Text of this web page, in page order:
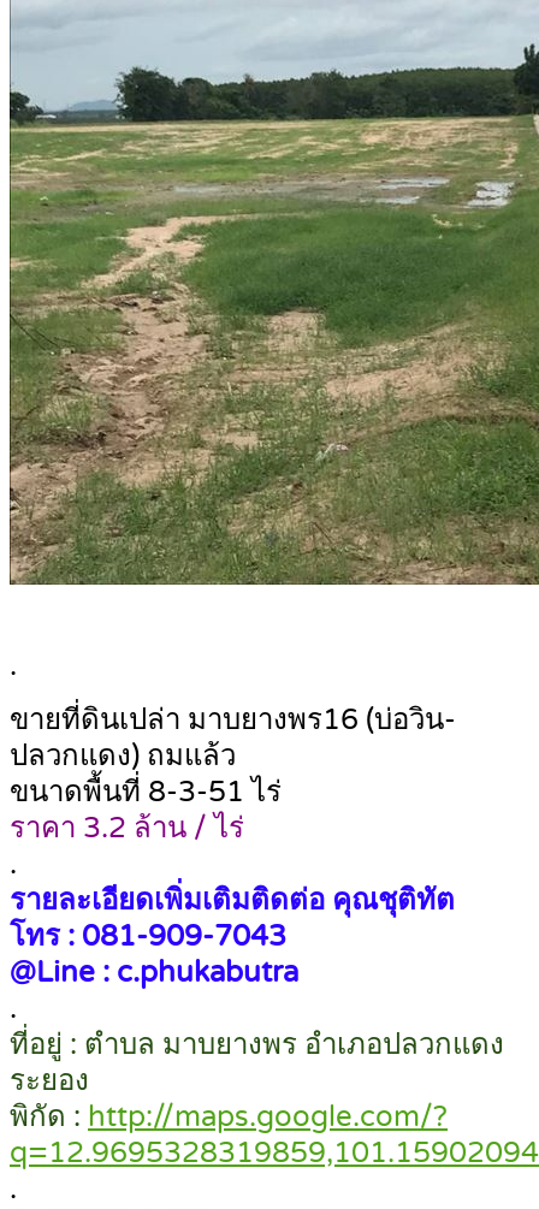
.
ขายที่ดินเปล่า มาบยางพร16 (บ่อวิน-
ปลวกแดง) ถมแล้ว
ขนาดพื้นที่ 8-3-51 ไร่
ราคา 3.2 ล้าน / ไร่
.
รายละเอียดเพิ่มเติมติดต่อ คุณชุติทัต
โทร : 081-909-7043
@Line : c.phukabutra
.
ที่อยู่ : ตำบล มาบยางพร อำเภอปลวกแดง
ระยอง
พิกัด : http://maps.google.com/?
.